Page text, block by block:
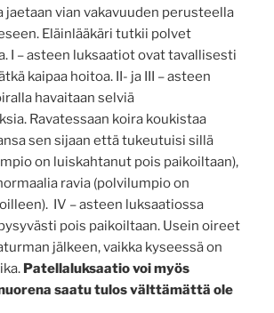
jaetaan vian vakavuuden perusteella
Eläinlääkäri tutkii polvet
I – asteen luksaatiot ovat tavallisesti
kaipaa hoitoa. II- ja III – asteen
havaitaan selviä
Ravatessaan koira koukistaa
sen sijaan että tukeutuisi sillä
on luiskahtanut pois paikoiltaan),
ravia (polvilumpio on
IV – asteen luksaatiossa
pois paikoiltaan. Usein oireet
jälkeen, vaikka kyseessä on
Patellaluksaatio voi myös
saatu tulos välttämättä ole